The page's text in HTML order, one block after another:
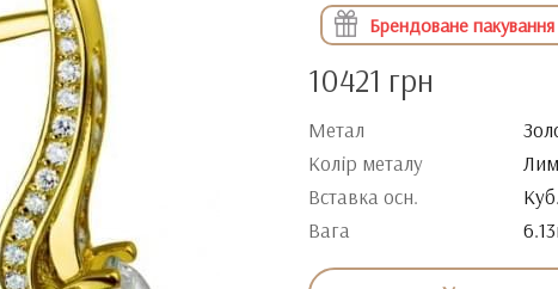
Брендоване пакування
10421 грн
Метал
Колір металу
Вставка осн.
Вага